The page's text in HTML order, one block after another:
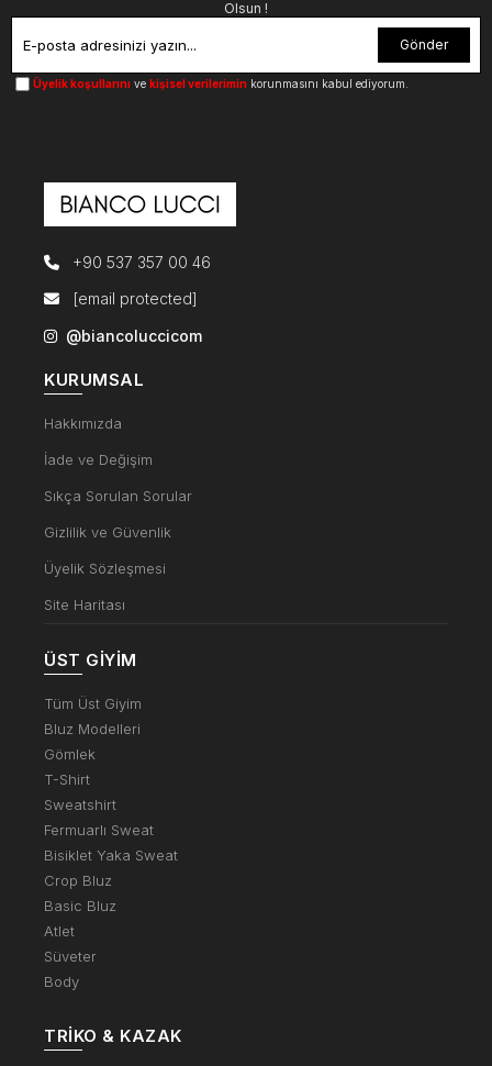
Olsun !
Gönder
Üyelik koşullarını ve kişisel verilerimin korunmasını kabul ediyorum.
+90 537 357 00 46
[email protected]
@biancoluccicom
KURUMSAL
Hakkımızda
İade ve Değişim
Sıkça Sorulan Sorular
Gizlilik ve Güvenlik
Üyelik Sözleşmesi
Site Haritası
ÜST GIYIM
Tüm Üst Giyim
Bluz Modelleri
Gömlek
T-Shirt
Sweatshirt
Fermuarlı Sweat
Bisiklet Yaka Sweat
Crop Bluz
Basic Bluz
Atlet
Süveter
Body
TRIKO & KAZAK